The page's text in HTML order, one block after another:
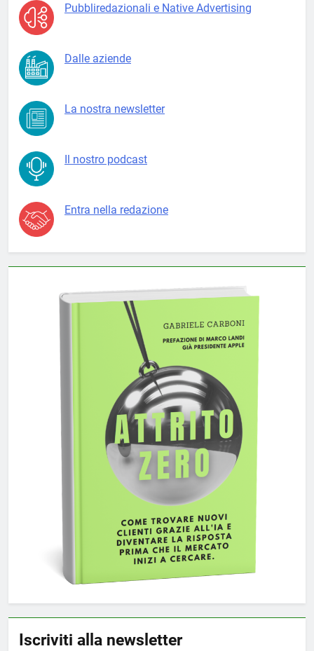
Pubbliredazionali e Native Advertising
Dalle aziende
La nostra newsletter
Il nostro podcast
Entra nella redazione
Iscriviti alla newsletter